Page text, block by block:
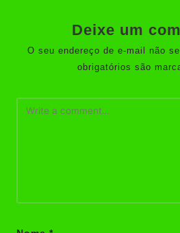
Deixe um
O seu endereço de e-mail não
obrigatórios são